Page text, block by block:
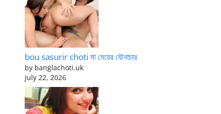
bou sasurir choti মা মেয়ের যৌনাচার
by banglachoti.uk
July 22, 2026